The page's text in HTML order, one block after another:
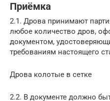
Приёмка
2.1. Дрова принимают
любое количество дров,
документом,
требованиям настоящего
Дрова колотые в сетке
2.2. В документе должно